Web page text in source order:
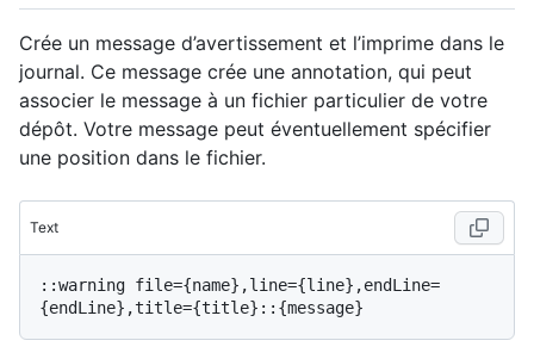
Crée un message d’avertissement et l’imprime dans le
journal. Ce message crée une annotation, qui peut
associer le message à un fichier particulier de votre
dépôt. Votre message peut éventuellement spécifier
une position dans le fichier.
Text
::warning file={name},line={line},endLine=